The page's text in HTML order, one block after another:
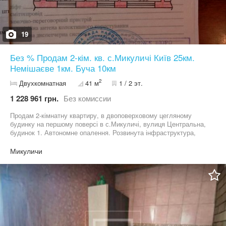
19
Без % Продам 2-кім. кв. с.Микуличі Київ 25км.
Немішаєве 1км. Буча 10км
Двухкомнатная 41 м2 1 / 2 эт.
1 228 961 грн. Без комиссии
Продам 2-кімнатну квартиру, в двоповерховому цегляному
будинку на першому поверсі в с.Микуличі, вулиця Центральна,
будинок 1. Автономне опалення. Розвинута інфраструктура,
Можна швидко заїхати і жити. Власники дорослі. Зупинка
транспорту у напрямку Києва поруч з будинком. Маршрутки
їздять часто. З Немішаєве їдуть електрики до Києва.
Микуличи